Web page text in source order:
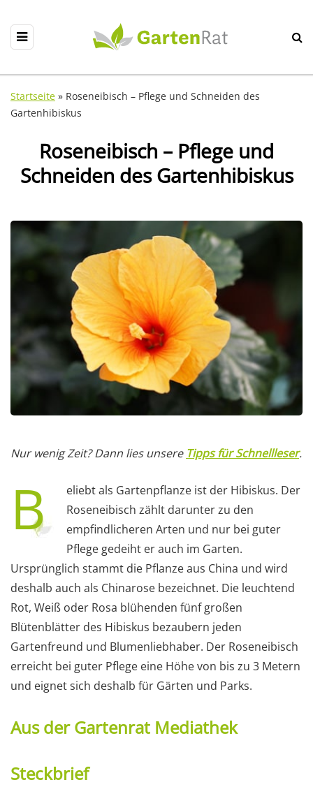
Startseite » Roseneibisch – Pflege und Schneiden des
Gartenhibiskus
Roseneibisch – Pflege und
Schneiden des Gartenhibiskus
Nur wenig Zeit? Dann lies unsere Tipps für Schnellleser.
B
eliebt als Gartenpflanze ist der Hibiskus. Der
Roseneibisch zählt darunter zu den
empfindlicheren Arten und nur bei guter
Pflege gedeiht er auch im Garten.
Ursprünglich stammt die Pflanze aus China und wird
deshalb auch als Chinarose bezeichnet. Die leuchtend
Rot, Weiß oder Rosa blühenden fünf großen
Blütenblätter des Hibiskus bezaubern jeden
Gartenfreund und Blumenliebhaber. Der Roseneibisch
erreicht bei guter Pflege eine Höhe von bis zu 3 Metern
und eignet sich deshalb für Gärten und Parks.
Aus der Gartenrat Mediathek
Steckbrief